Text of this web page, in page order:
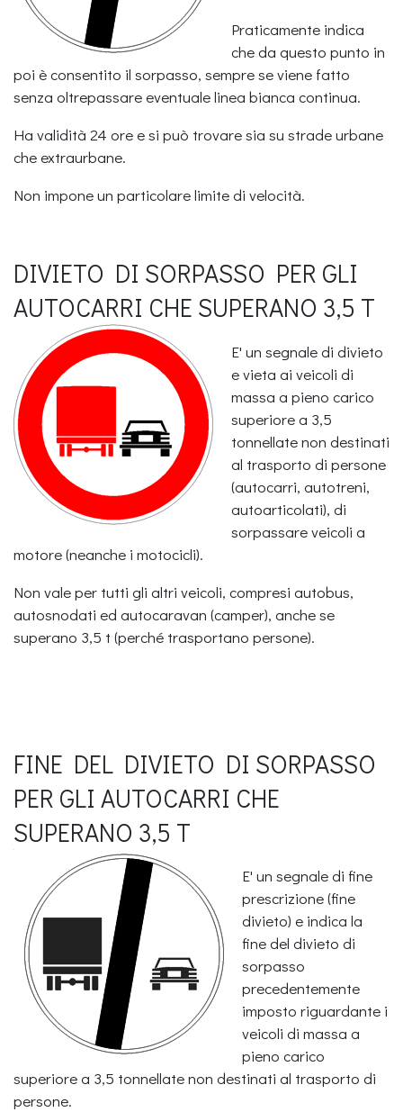
Praticamente indica
che da questo punto in
poi è consentito il sorpasso, sempre se viene fatto
senza oltrepassare eventuale linea bianca continua.
Ha validità 24 ore e si può trovare sia su strade urbane
che extraurbane.
Non impone un particolare limite di velocità.
DIVIETO DI SORPASSO PER GLI
AUTOCARRI CHE SUPERANO 3,5 T
E' un segnale di divieto
e vieta ai veicoli di
massa a pieno carico
superiore a 3,5
tonnellate non destinati
al trasporto di persone
(autocarri, autotreni,
autoarticolati), di
sorpassare veicoli a
motore (neanche i motocicli).
Non vale per tutti gli altri veicoli, compresi autobus,
autosnodati ed autocaravan (camper), anche se
superano 3,5 t (perché trasportano persone).
FINE DEL DIVIETO DI SORPASSO
PER GLI AUTOCARRI CHE
SUPERANO 3,5 T
E' un segnale di fine
prescrizione (fine
divieto) e indica la
fine del divieto di
sorpasso
precedentemente
imposto riguardante i
veicoli di massa a
pieno carico
superiore a 3,5 tonnellate non destinati al trasporto di
persone.